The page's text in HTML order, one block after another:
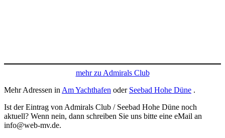
mehr zu Admirals Club
Mehr Adressen in Am Yachthafen oder Seebad Hohe Düne .
Ist der Eintrag von Admirals Club / Seebad Hohe Düne noch
aktuell? Wenn nein, dann schreiben Sie uns bitte eine eMail an
info@web-mv.de.